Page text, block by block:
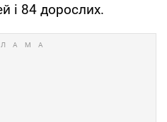
і 84 дорослих.